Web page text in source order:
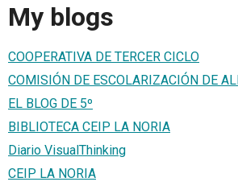
My blogs
COOPERATIVA DE TERCER CICLO
COMISIÓN DE ESCOLARIZACIÓN DE
EL BLOG DE 5º
BIBLIOTECA CEIP LA NORIA
Diario VisualThinking
CEIP LA NORIA